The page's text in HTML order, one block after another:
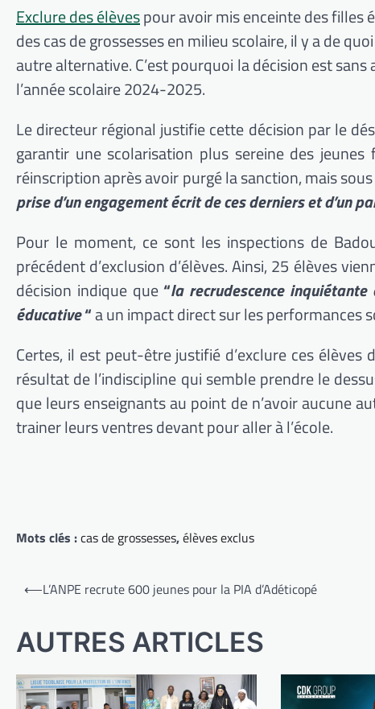
Exclure des élèvespour avoir mis enceinte des filles
des cas de grossesses en milieu scolaire, il y a de
autre alternative. C’est pourquoi la décision est
l’année scolaire 2024-2025.
Le directeur régional justifie cette décision par le
garantir une scolarisation plus sereine des
réinscription après avoir purgé la sanction, mais
prise d’un engagement écrit de ces derniers et d’un
Pour le moment, ce sont les inspections de
précédent d’exclusion d’élèves. Ainsi, 25 élèves
décision indique que “la recrudescence
éducative“a un impact direct sur les performances
Certes, il est peut-être justifié d’exclure ces
résultat de l’indiscipline qui semble prendre le
que leurs enseignants au point de n’avoir aucune
trainer leurs ventres devant pour aller à l’école.
Mots clés :cas de grossesses,élèves exclus
Navigation
l’article
⟵L’ANPE recrute 600 jeunes pour la PIA d’Adéticopé
AUTRES ARTICLES